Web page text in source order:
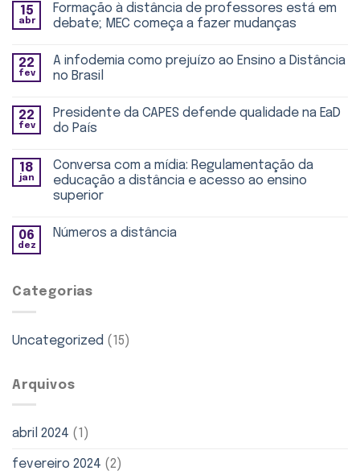
15
abr
Formação à distância de professores está em
debate; MEC começa a fazer mudanças
22
fev
A infodemia como prejuízo ao Ensino a Distância
no Brasil
22
fev
Presidente da CAPES defende qualidade na EaD
do País
18
jan
Conversa com a mídia: Regulamentação da
educação a distância e acesso ao ensino
superior
06
dez
Números a distância
Categorias
Uncategorized (15)
Arquivos
abril 2024 (1)
fevereiro 2024 (2)